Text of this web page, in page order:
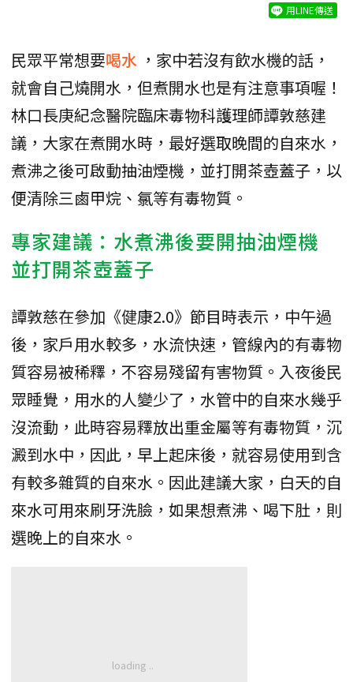
用LINE傳送
民眾平常想要喝水 ，家中若沒有飲水機的話，
就會自己燒開水，但煮開水也是有注意事項喔！
林口長庚紀念醫院臨床毒物科護理師譚敦慈建
議，大家在煮開水時，最好選取晚間的自來水，
煮沸之後可啟動抽油煙機，並打開茶壺蓋子，以
便清除三鹵甲烷、氯等有毒物質。
專家建議：水煮沸後要開抽油煙機
並打開茶壺蓋子
譚敦慈在參加《健康2.0》節目時表示，中午過
後，家戶用水較多，水流快速，管線內的有毒物
質容易被稀釋，不容易殘留有害物質。入夜後民
眾睡覺，用水的人變少了，水管中的自來水幾乎
沒流動，此時容易釋放出重金屬等有毒物質，沉
澱到水中，因此，早上起床後，就容易使用到含
有較多雜質的自來水。因此建議大家，白天的自
來水可用來刷牙洗臉，如果想煮沸、喝下肚，則
選晚上的自來水。